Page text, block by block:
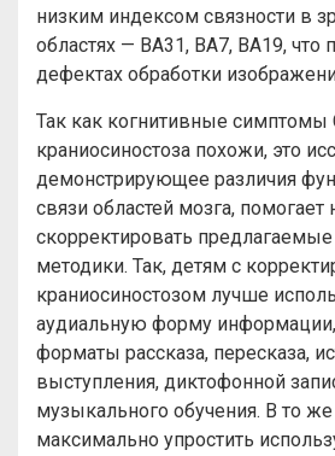
низким индексом связности в
областях — BA31, BA7, BA19, что
дефектах обработки
Так как когнитивные
краниосиностоза похожи, это
демонстрирующее различия
связи областей мозга, помогает
скорректировать
методики. Так, детям с
краниосиностозом лучше
аудиальную форму
форматы рассказа, пересказа,
выступления, диктофонной
музыкального обучения. В то
максимально упростить